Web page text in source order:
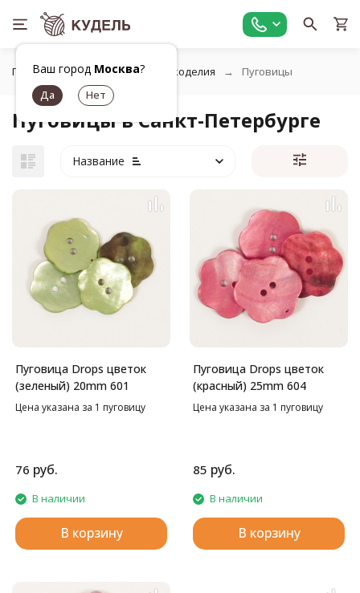
Ваш город Москва?
Главная Фурнитура для рукоделия Пуговицы
Пуговицы в Санкт-Петербурге
Название
Пуговица Drops цветок
(зеленый) 20mm 601
Цена указана за 1 пуговицу
76 руб.
В наличии
В корзину
Пуговица Drops цветок
(красный) 25mm 604
Цена указана за 1 пуговицу
85 руб.
В наличии
В корзину